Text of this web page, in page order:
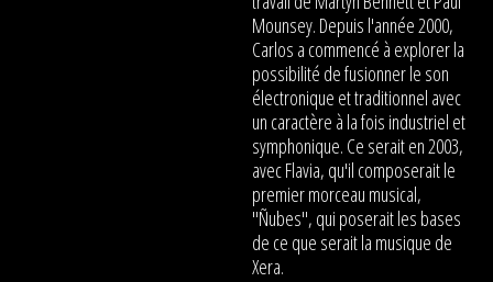
Mounsey. Depuis l'année 2000,
Carlos a commencé à explorer la
possibilité de fusionner le son
électronique et traditionnel avec
un caractère à la fois industriel et
symphonique. Ce serait en 2003,
avec Flavia, qu'il composerait le
premier morceau musical,
"Ñubes", qui poserait les bases
de ce que serait la musique de
Xera.